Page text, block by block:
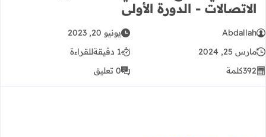
الاتصالات - الدورة الأولى
Abdallah
يونيو 20, 2023
مارس 25, 2024
1 دقيقة
للقراءة
392كلمة 0 تعليق